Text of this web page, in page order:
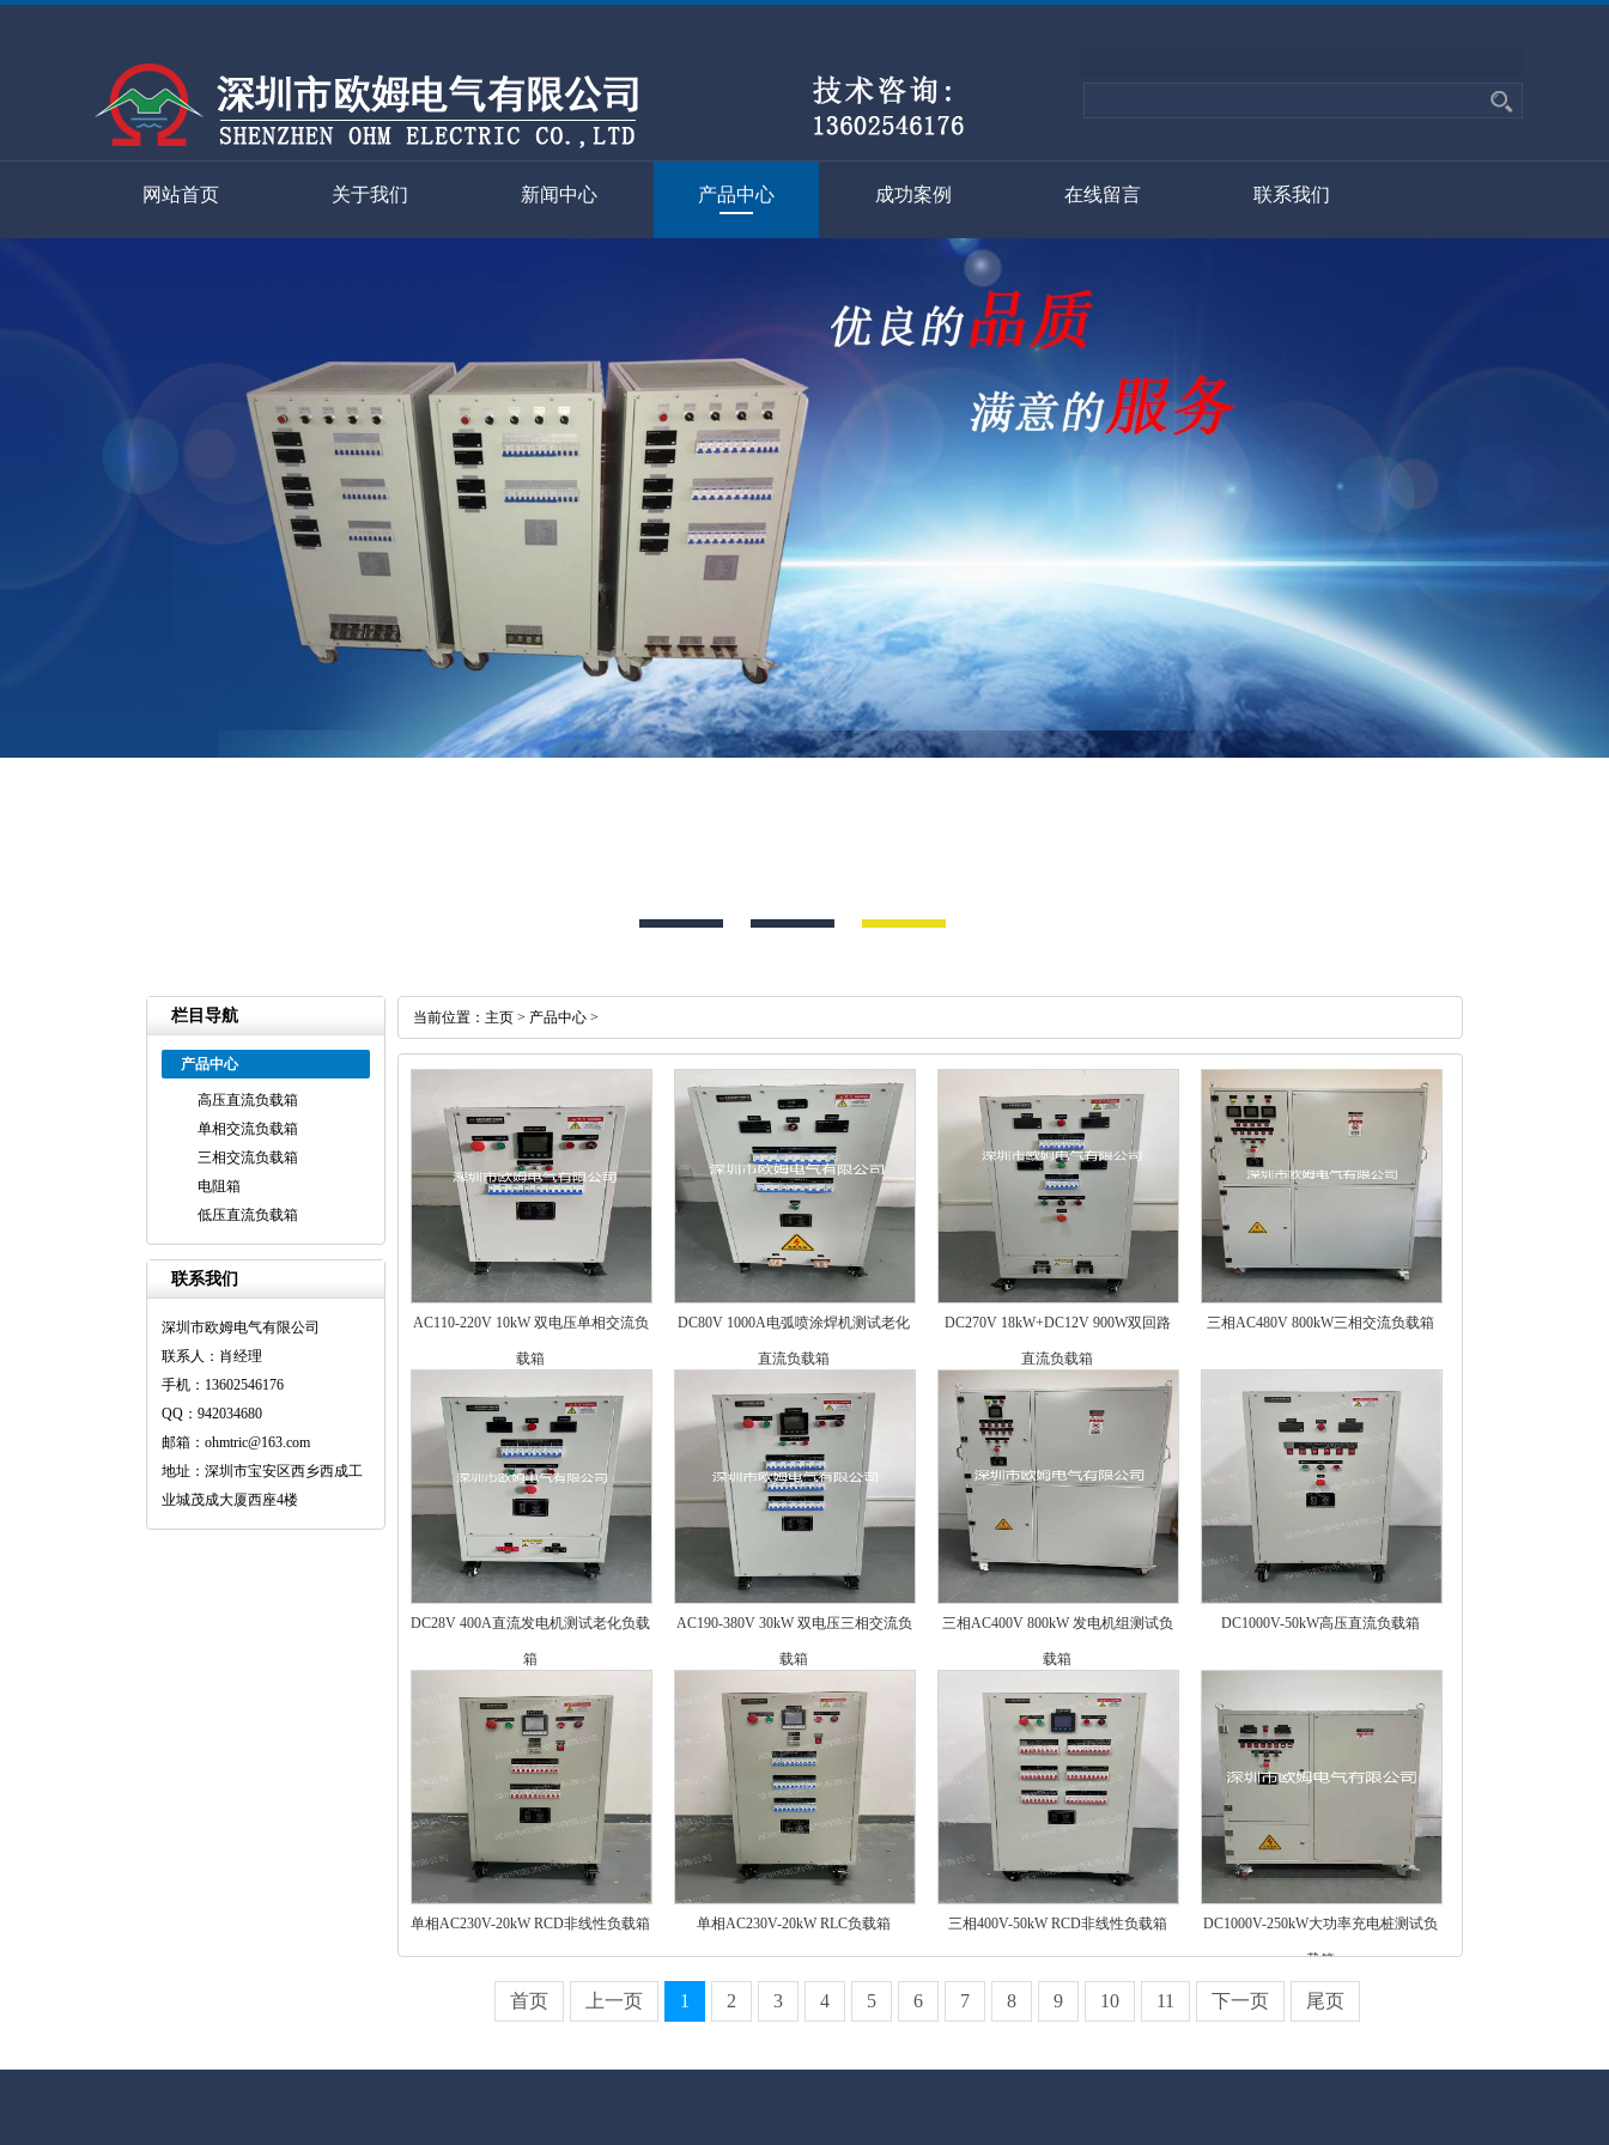
网站首页 关于我们 新闻中心 产品中心 成功案例 在线留言 联系我们
栏目导航
产品中心
高压直流负载箱
单相交流负载箱
三相交流负载箱
电阻箱
低压直流负载箱
联系我们
深圳市欧姆电气有限公司
联系人：肖经理
手机：13602546176
QQ：942034680
邮箱：ohmtric@163.com
地址：深圳市宝安区西乡西成工
业城茂成大厦西座4楼
当前位置： 主页 > 产品中心 >
AC110-220V 10kW 双电压单相交流负
载箱
DC80V 1000A电弧喷涂焊机测试老化
直流负载箱
DC270V 18kW+DC12V 900W双回路
直流负载箱
三相AC480V 800kW三相交流负载箱
DC28V 400A直流发电机测试老化负载
箱
AC190-380V 30kW 双电压三相交流负
载箱
三相AC400V 800kW 发电机组测试负
载箱
DC1000V-50kW高压直流负载箱
单相AC230V-20kW RCD非线性负载箱 单相AC230V-20kW RLC负载箱 三相400V-50kW RCD非线性负载箱 DC1000V-250kW大功率充电桩测试负
载箱
首页 上一页 1 2 3 4 5 6 7 8 9 10 11 下一页 尾页